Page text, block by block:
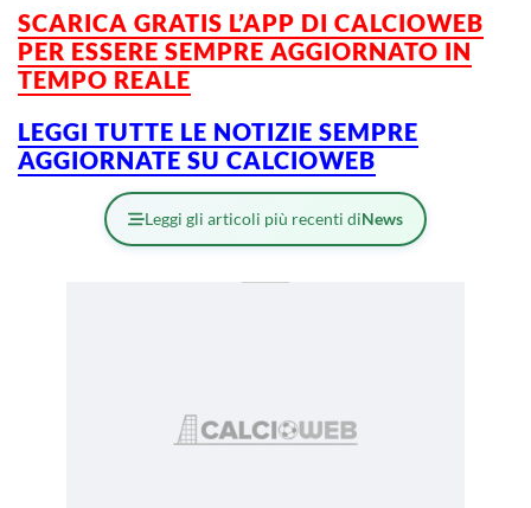
SCARICA GRATIS L’APP DI CALCIOWEB
PER ESSERE SEMPRE AGGIORNATO IN
TEMPO REALE
LEGGI TUTTE LE NOTIZIE SEMPRE
AGGIORNATE SU CALCIOWEB
Leggi gli articoli più recenti diNews